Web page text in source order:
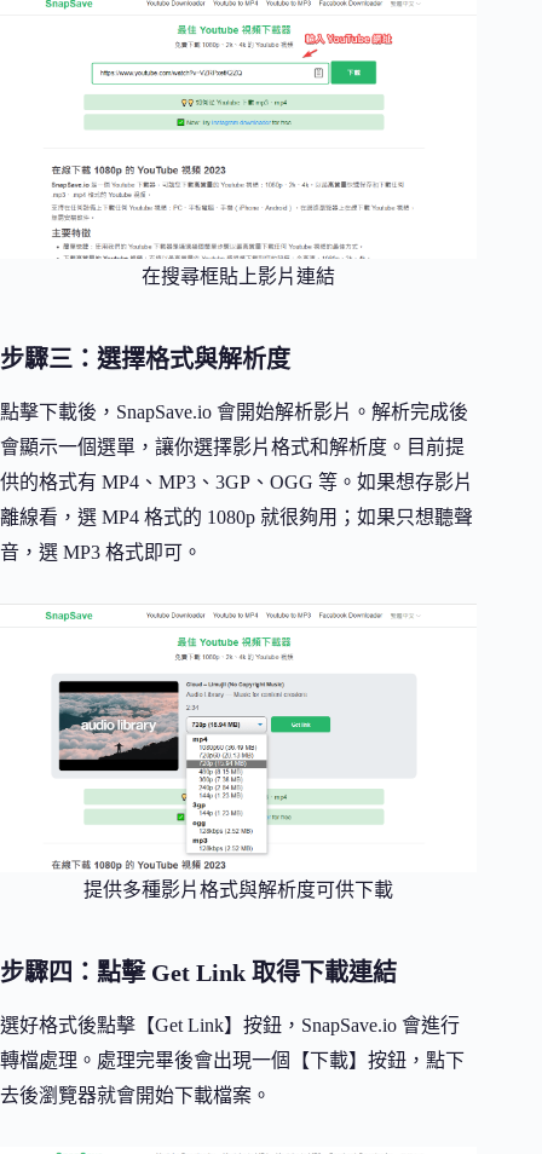
在搜尋框貼上影片連結
步驟三：選擇格式與解析度
點擊下載後，SnapSave.io 會開始解析影片。解析完成後
會顯示一個選單，讓你選擇影片格式和解析度。目前提
供的格式有 MP4、MP3、3GP、OGG 等。如果想存影片
離線看，選 MP4 格式的 1080p 就很夠用；如果只想聽聲
音，選 MP3 格式即可。
提供多種影片格式與解析度可供下載
步驟四：點擊 Get Link 取得下載連結
選好格式後點擊【Get Link】按鈕，SnapSave.io 會進行
轉檔處理。處理完畢後會出現一個【下載】按鈕，點下
去後瀏覽器就會開始下載檔案。